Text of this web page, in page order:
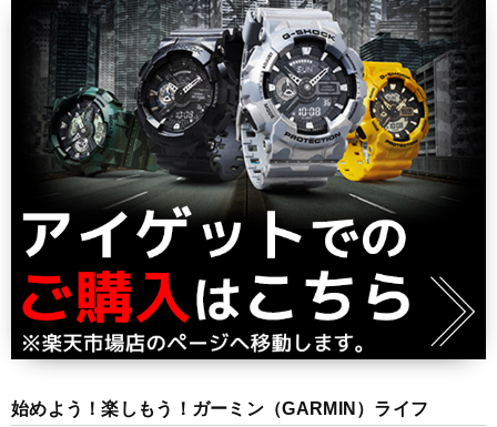
始めよう！楽しもう！ガーミン（GARMIN）ライフ